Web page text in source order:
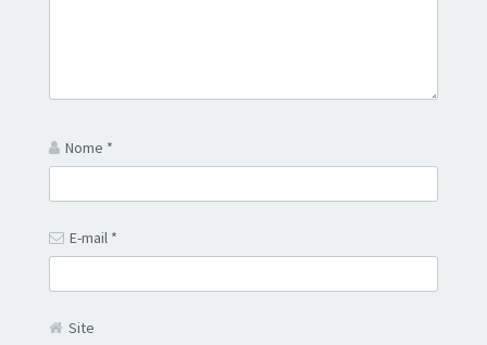
Nome *
E-mail *
Site